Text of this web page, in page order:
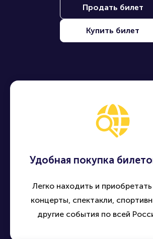
Продать билет
Купить билет
Удобная покупка
Легко находить и
концерты, спектакли,
другие события по всей